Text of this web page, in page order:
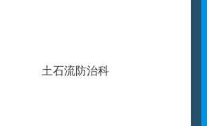
土石流防治科